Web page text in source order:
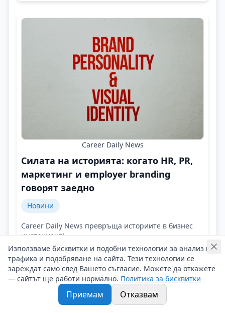
Career Daily News
Силата на историята: когато HR, PR,
маркетинг и employer branding
говорят заедно
Новини
Career Daily News превръща историите в бизнес
инструмент!
Контакти на Career Daily News
30/07/2026 г/
#Career_Daily_News #Corporate_Employer_branding
#Storytelling
Използваме бисквитки и подобни технологии за анализ на
трафика и подобряване на сайта. Тези технологии се
зареждат само след Вашето съгласие. Можете да откажете
— сайтът ще работи нормално. Политика за бисквитки
Приемам Отказвам